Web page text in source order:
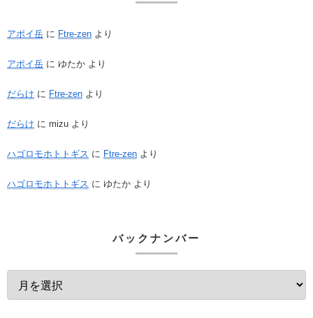
アポイ岳 に Ftre-zen より
アポイ岳 に ゆたか より
だらけ に Ftre-zen より
だらけ に mizu より
ハゴロモホトトギス に Ftre-zen より
ハゴロモホトトギス に ゆたか より
バックナンバー